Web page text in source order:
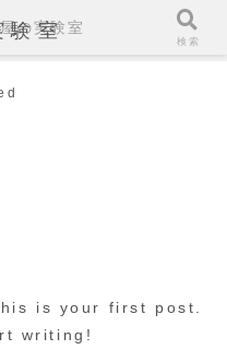
験室
is your first post.
writing!
の実験室
検索